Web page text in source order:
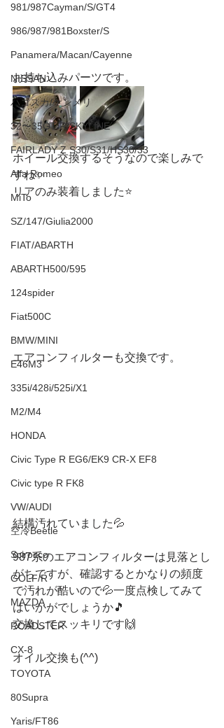
981/987Cayman/S/GT4
986/987/981Boxster/S
Panamera/Macan/Cayenne
NISSAN
ハコスカ/ケンメリ
32〜35GT-R/SKYLINE
FAIRLADY Z S30/S31/HS30/33
Alfa Romeo
MiTo
SZ/147/Giulia2000
FIAT/ABARTH
ABARTH500/595
124spider
Fiat500C
BMW/MINI
E46M3
335i/428i/525i/X1
M2/M4
HONDA
Civic Type R EG6/EK9 CR-X EF8
Civic type R FK8
VW/AUDI
空冷Beetle
Scirocco
GOLF/R
MAZDA
ROADSTER
CX-8
TOYOTA
80Supra
Yaris/FT86
お持ち込みパーツです。
ホイール交換するそうなので楽しみで
すね✨
リアのみ装着しました⭐️
エアコンフィルターも交換です。
結構汚れていました💦
987系のエアコンフィルターは見落とし
がちですが、確認するとかなりの頻度
で汚れが酷いので💦一度点検してみて
はいかがでしょうか🎵
交換してスッキリです🙌
オイル交換も(^^)